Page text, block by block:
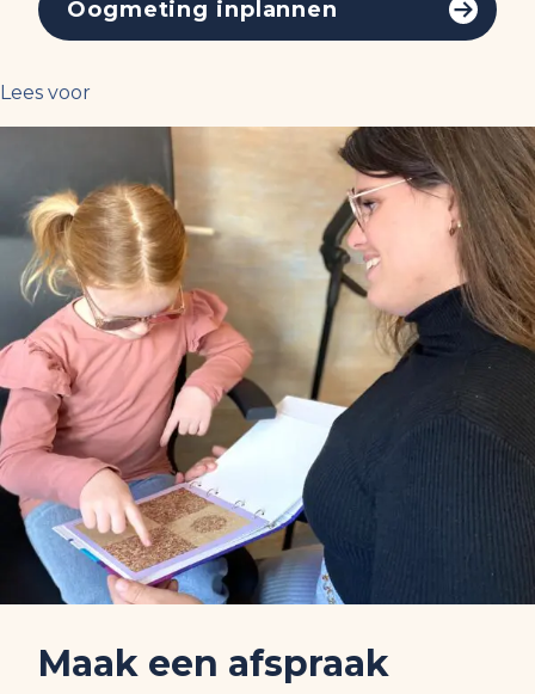
Oogmeting inplannen
Lees voor
Maak een afspraak